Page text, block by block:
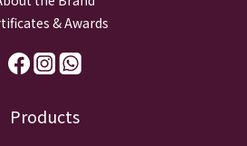
& Awards
Products